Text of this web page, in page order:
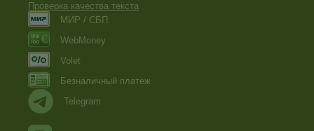
Проверка качества текста
МИР / СБП
WebMoney
Volet
Безналичный платеж
Telegram